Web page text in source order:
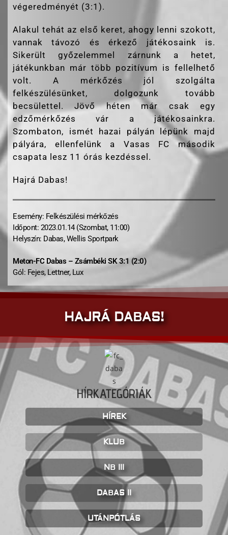
végeredményét (3:1).
Alakul tehát az első keret, ahogy lenni szokott,
vannak távozó és érkező játékosaink is.
Sikerült győzelemmel zárnunk a hetet,
játékunkban már több pozitívum is fellelhető
volt. A mérkőzés jól szolgálta
felkészülésünket, dolgozunk tovább
becsülettel. Jövő héten már csak egy
edzőmérkőzés vár a játékosainkra.
Szombaton, ismét hazai pályán lépünk majd
pályára, ellenfelünk a Vasas FC második
csapata lesz 11 órás kezdéssel.
Hajrá Dabas!
Esemény: Felkészülési mérkőzés
Időpont: 2023.01.14 (Szombat, 11:00)
Helyszín: Dabas, Wellis Sportpark
Meton-FC Dabas – Zsámbéki SK 3:1 (2:0)
Gól: Fejes, Lettner, Lux
HAJRÁ DABAS!
HÍRKATEGÓRIÁK
HÍREK
KLUB
NB III
DABAS II
UTÁNPÓTLÁS